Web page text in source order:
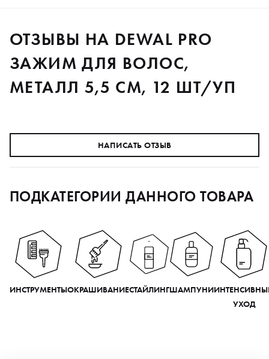
ОТЗЫВЫ НА DEWAL PRO
ЗАЖИМ ДЛЯ ВОЛОС,
МЕТАЛЛ 5,5 СМ, 12 ШТ/УП
НАПИСАТЬ ОТЗЫВ
ПОДКАТЕГОРИИ ДАННОГО ТОВАРА
ИНСТРУМЕНТЫОКРАШИВАНИЕСТАЙЛИНГШАМПУНИ
УХОД